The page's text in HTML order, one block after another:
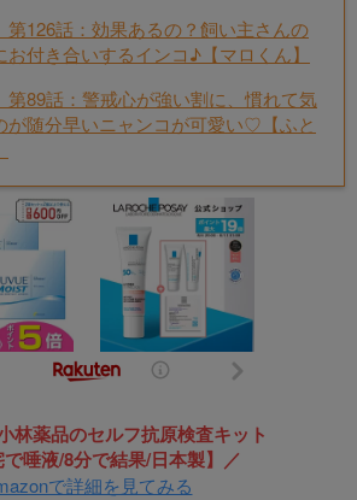
第126話：効果あるの？飼い主さんの
お付き合いするインコ♪【マロくん】
第89話：警戒心が強い割に、慣れて気
が随分早いニャンコが可愛い♡【ふと
林薬品のセルフ抗原検査キット
で唾液/8分で結果/日本製】／
で詳細を見てみる